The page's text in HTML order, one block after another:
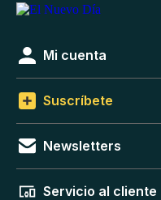
Mi cuenta
Suscríbete
Newsletters
Servicio al cliente